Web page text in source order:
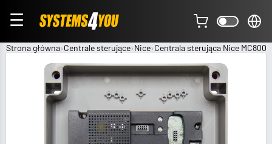
☰
Strona główna Centrale sterujące Nice Centrala sterująca Nice MC800